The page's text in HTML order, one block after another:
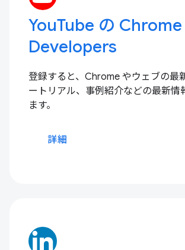
YouTube の
Developers
登録すると、Chrome やウェブの最
ートリアル、事例紹介などの最新情
ます。
詳細